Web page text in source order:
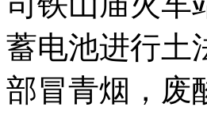
蓄电池进行土
部冒青烟，废